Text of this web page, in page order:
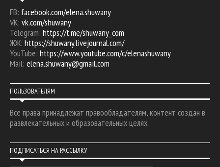
FB: facebook.com/elena.shuwany
VK: vk.com/shuwany
Telegram: https://t.me/shuwany_com
ЖЖ: https://shuwany.livejournal.com/
YouTube: https://www.youtube.com/c/elenashuwany
Mail: elena.shuwany@gmail.com
ПОЛЬЗОВАТЕЛЯМ
Все права принадлежат правообладателям, контент создан в
развлекательных и образовательных целях.
ПОДПИСАТЬСЯ НА РАССЫЛКУ